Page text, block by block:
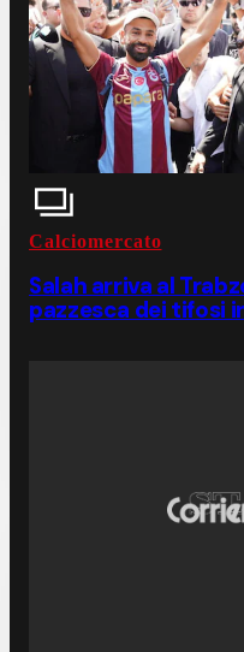
Calciomercato
Salah arriva al
pazzesca dei tifosi